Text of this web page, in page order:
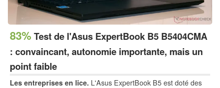
83% Test de l'Asus ExpertBook B5 B5404CMA
: convaincant, autonomie importante, mais un
point faible
Les entreprises en lice. L'Asus ExpertBook B5 est doté des